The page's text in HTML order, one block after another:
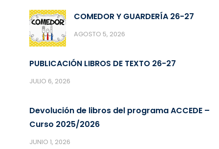
COMEDOR Y GUARDERÍA 26-27
AGOSTO 5, 2026
PUBLICACIÓN LIBROS DE TEXTO 26-27
JULIO 6, 2026
Devolución de libros del programa ACCEDE –
Curso 2025/2026
JUNIO 1, 2026